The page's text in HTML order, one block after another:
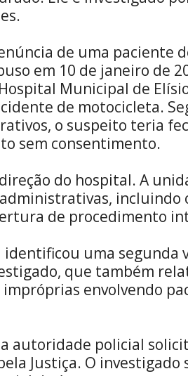
de uma paciente
em 10 de janeiro de
Municipal de
de motocicleta.
o suspeito teria
sem consentimento.
do hospital. A
incluindo
de procedimento
uma segunda
que também
envolvendo
autoridade policial
Justiça. O investigado